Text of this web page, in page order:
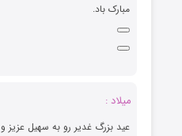
مبارک باد.
ميلاد :
عيد بزرگ غدير رو به سهيل عزيز